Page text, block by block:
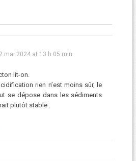
2 mai 2024 at 13 h 05 min
lit-on.
rien n’est moins sûr, le
se dépose dans les sédiments
plutôt stable .